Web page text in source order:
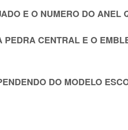
E O NUMERO DO ANEL
CENTRAL E O
DO MODELO